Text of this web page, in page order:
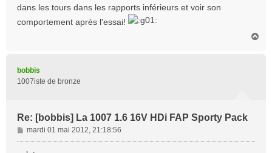
dans les tours dans les rapports inférieurs et voir son
comportement après l'essai!
bobbis
1007iste de bronze
Re: [bobbis] La 1007 1.6 16V HDi FAP Sporty Pack
M
e
s
mardi 01 mai 2012, 21:18:56